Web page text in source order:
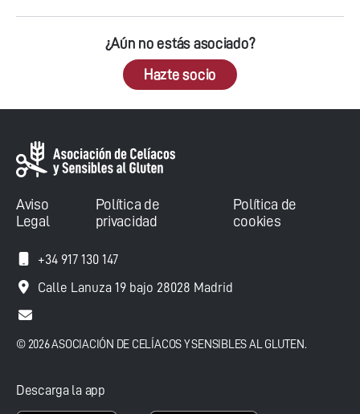
¿Aún no estás asociado?
Hazte socio
Aviso
Legal
Política de
privacidad
Política de
cookies
+34 917 130 147
Calle Lanuza 19 bajo 28028 Madrid
© 2026 ASOCIACIÓN DE CELÍACOS Y SENSIBLES AL GLUTEN.
Descarga la app